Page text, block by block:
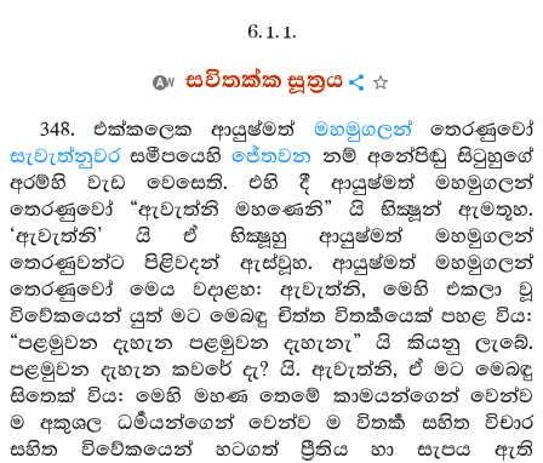
6. 1. 1.
සවිතක්ක සූත්‍රය
348. එක්කලෙක ආයුෂ්මත් මහමුගලන්තෙරණුවෝ
සැවැත්නුවරසමීපයෙහිජේතවන නම් අනේපිඬු සිටුහුගේ
අරම්හි වැඩ වෙසෙති. එහි දී ආයුෂ්මත් මහමුගලන්
තෙරණුවෝ “ඇවැත්නි මහණෙනි” යි භික්‍ෂූන් ඇමතූහ.
‘ඇවැත්නි’ යි ඒ භික්‍ෂූහු ආයුෂ්මත් මහමුගලන්
තෙරණුවන්ට පිළිවදන් ඇස්වූහ. ආයුෂ්මත් මහමුගලන්
තෙරණුවෝ මෙය වදාළහ: ඇවැත්නි, මෙහි එකලා වූ
විවේකයෙන් යුත් මට මෙබඳු චිත්ත විතර්‍කයෙක් පහළ විය:
“පළමුවන දැහැන පළමුවන දැහැනැ” යි කියනු ලැබේ.
පළමුවන දැහැන කවරේ දැ? යි. ඇවැත්නි, ඒ මට මෙබඳු
සිතෙක් විය: මෙහි මහණ තෙමේ කාමයන්ගෙන් වෙන්ව
ම අකුශල ධර්‍මයන්ගෙන් වෙන්ව ම විතර්‍ක සහිත විචාර
සහිත විවේකයෙන් හටගත් ප්‍රීතිය හා සැපය ඇති